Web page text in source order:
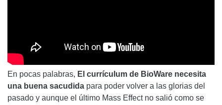
En pocas palabras, El currículum de BioWare necesita
una buena sacudida para poder volver a las glorias del
pasado y aunque el último Mass Effect no salió como se